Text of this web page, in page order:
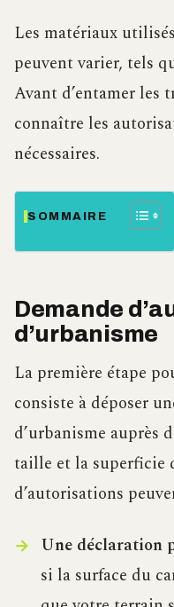
Les matériaux
peuvent varier, tels
Avant d’entamer les
connaître les
nécessaires.
SOMMAIRE
Demande
d’urbanisme
La première étape
consiste à déposer
d’urbanisme auprès
taille et la superficie
d’autorisations
Une déclaration
si la surface du